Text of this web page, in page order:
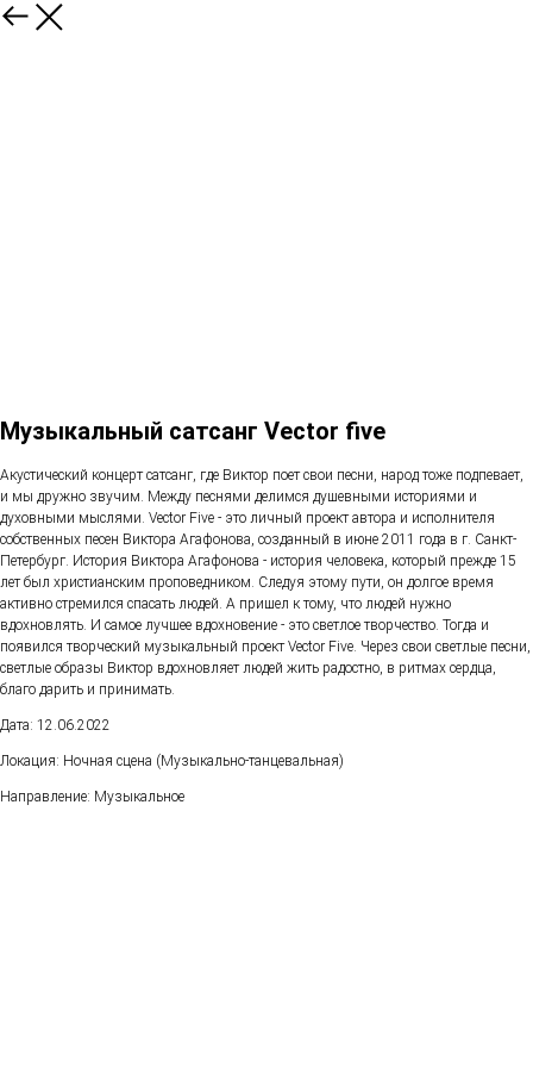
Музыкальный сатсанг Vector five
Акустический концерт сатсанг, где Виктор поет свои песни, народ тоже подпевает,
и мы дружно звучим. Между песнями делимся душевными историями и
духовными мыслями. Vector Five - это личный проект автора и исполнителя
собственных песен Виктора Агафонова, созданный в июне 2011 года в г. Санкт-
Петербург. История Виктора Агафонова - история человека, который прежде 15
лет был христианским проповедником. Следуя этому пути, он долгое время
активно стремился спасать людей. А пришел к тому, что людей нужно
вдохновлять. И самое лучшее вдохновение - это светлое творчество. Тогда и
появился творческий музыкальный проект Vector Five. Через свои светлые песни,
светлые образы Виктор вдохновляет людей жить радостно, в ритмах сердца,
благо дарить и принимать.
Дата: 12.06.2022
Локация: Ночная сцена (Музыкально-танцевальная)
Направление: Музыкальное